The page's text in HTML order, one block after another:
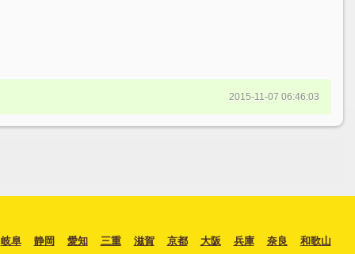
2015-11-07 06:46:03
岐阜 静岡 愛知 三重 滋賀 京都 大阪 兵庫 奈良 和歌山